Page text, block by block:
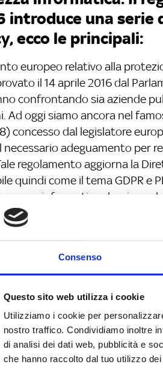
Consenso
Questo sito web utilizza i cookie
Utilizziamo i cookie per
nostro traffico. Condividiamo inoltre
di analisi dei dati web, pubblicità e
che hanno raccolto dal tuo utilizzo
introduce una serie
ecco le principali:
europeo relativo alla
il 14 aprile 2016 dal
confrontando sia aziende
Ad oggi siamo ancora nel
concesso dal legislatore
adeguamento per
regolamento aggiorna la
quindi come il tema GDPR e
informatica che
ma prenda in considerazione
atto alla protezione della
normativa è orientata a
rientrando in questo filone
di misure idonee di
la privacy by design e
progettazione di un
o la consultazione
di mero maquillage.
burocratico, che sino al